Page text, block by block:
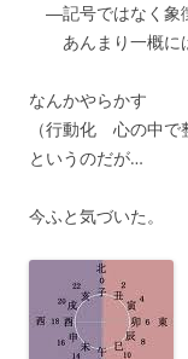
―記号ではなく象
あんまり一概に
なんかやらかす
（行動化 心の中で
というのだが…
今ふと気づいた。